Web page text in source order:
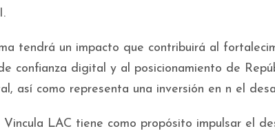
tendrá un impacto que contribuirá al
confianza digital y al posicionamiento de
así como representa una inversión en n el
Vincula LAC tiene como propósito impulsar el